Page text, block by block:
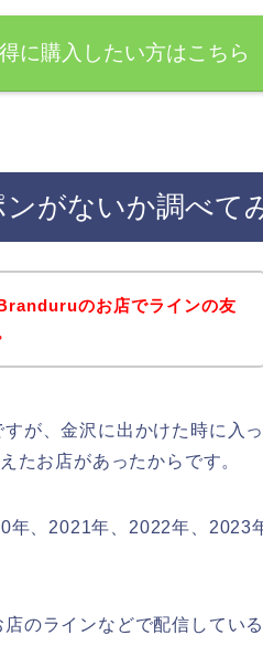
に購入したい方はこちら
がないか調べて
のお店でラインの友
が、金沢に出かけた時に入っ
たお店があったからです。
、2021年、2022年、2023
のラインなどで配信してい